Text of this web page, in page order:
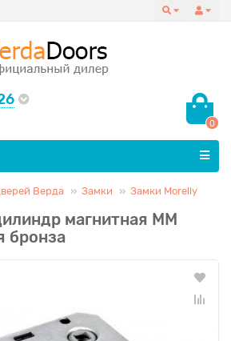
0
Верда Замки Замки Morelly
магнитная ММ
бронза